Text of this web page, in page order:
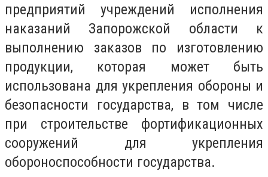
предприятий учреждений исполнения
наказаний Запорожской области к
выполнению заказов по изготовлению
продукции, которая может быть
использована для укрепления обороны и
безопасности государства, в том числе
при строительстве фортификационных
сооружений для укрепления
обороноспособности государства.